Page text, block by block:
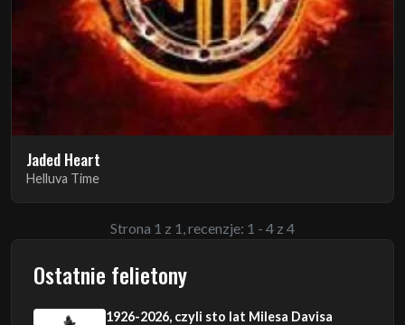
Jaded Heart
Helluva Time
Strona 1 z 1, recenzje: 1 - 4 z 4
Ostatnie felietony
1926-2026, czyli sto lat Milesa Davisa